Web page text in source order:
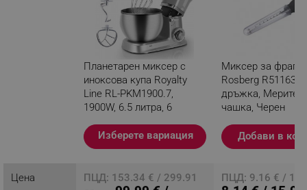
Планетарен миксер с
иноксова купа Royalty
Line RL-PKM1900.7,
1900W, 6.5 литра, 6
Приставки, Сребрист
Разглеждате този продукт
Изберете вариация
Миксер за фрапе
Rosberg
дръжка,
чашка, Черен
Добави в
Цена
ПЦД: 153.34 € / 299.91
ПЦД: 9.16 € /